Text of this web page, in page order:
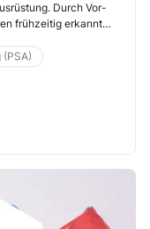
Durch Vor-
frühzeitig erkannt
vermutlich verhindert